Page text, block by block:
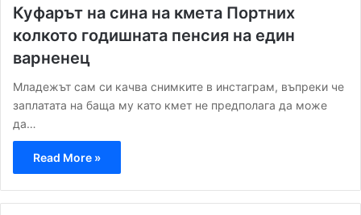
Куфарът на сина на кмета Портних
колкото годишната пенсия на един
варненец
Младежът сам си качва снимките в инстаграм, въпреки че
заплатата на баща му като кмет не предполага да може
да…
Read More »